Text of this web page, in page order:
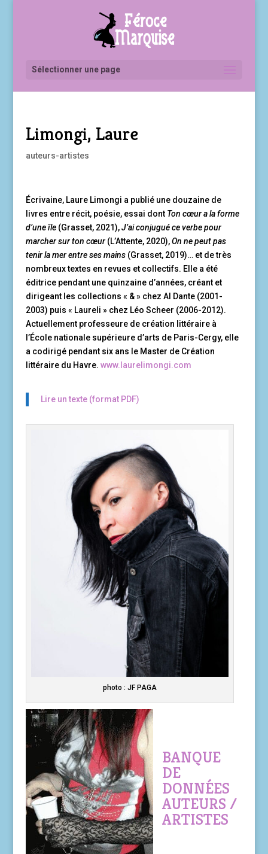
Sélectionner une page
Limongi, Laure
auteurs-artistes
Écrivaine, Laure Limongi a publié une douzaine de
livres entre récit, poésie, essai dont Ton cœur a la forme
d’une île(Grasset, 2021),J’ai conjugué ce verbe pour
marcher sur ton cœur(L’Attente, 2020),On ne peut pas
tenir la mer entre ses mains(Grasset, 2019)… et de très
nombreux textes en revues et collectifs. Elle a été
éditrice pendant une quinzaine d’années, créant et
dirigeant les collections « & » chez Al Dante (2001-
2003) puis « Laureli » chez Léo Scheer (2006-2012).
Actuellement professeure de création littéraire à
l’École nationale supérieure d’arts de Paris-Cergy, elle
a codirigé pendant six ans le Master de Création
littéraire du Havre. www.laurelimongi.com
Lire un texte (format PDF)
photo : JF PAGA
BANQUE
DE
DONNÉES
AUTEURS /
ARTISTES